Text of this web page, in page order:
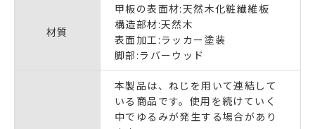
材質
甲板の表面材:天然木化粧繊維板
構造部材:天然木
表面加工:ラッカー塗装
脚部:ラバーウッド
本製品は、ねじを用いて連結して
いる商品です。使用を続けていく
中でゆるみが発生する場合があり